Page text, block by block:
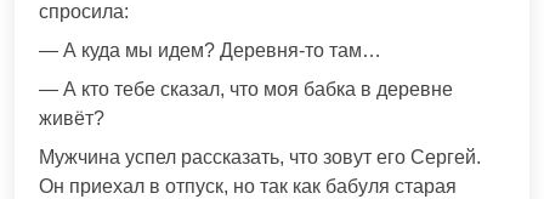
спросила:
— А куда мы идем? Деревня-то там…
— А кто тебе сказал, что моя бабка в деревне
живёт?
Мужчина успел рассказать, что зовут его Сергей.
Он приехал в отпуск, но так как бабуля старая